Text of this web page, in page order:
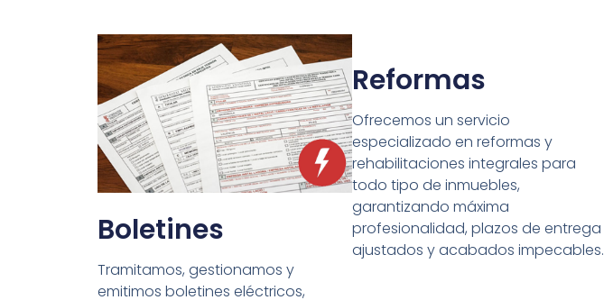
Boletines
Tramitamos, gestionamos y
emitimos boletines eléctricos,
Reformas
Ofrecemos un servicio
especializado en reformas y
rehabilitaciones integrales para
todo tipo de inmuebles,
garantizando máxima
profesionalidad, plazos de entrega
ajustados y acabados impecables.